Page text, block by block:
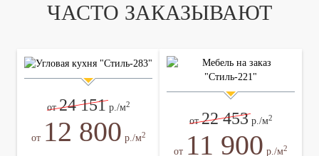
ЧАСТО ЗАКАЗЫВАЮТ
от24 151 р./м2
от 12 800 р./м2
от22 453 р./м2
от 11 900 р./м2